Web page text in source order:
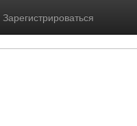
Зарегистрироваться